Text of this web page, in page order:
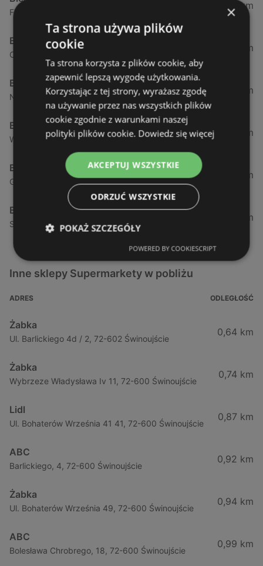
Fińska 4, 72-602 Świnoujście
0,23 km
Biedronka
Chrobrego 9, 72-600 Świnoujście
0,84 km
Biedronka
Nowokarsiborska 2, 72-600 Świnoujście
1,87 km
Biedronka
Wojska Polskiego 16a, 72-600 Świnoujście
2,77 km
Biedronka
Gryfa Pomorskiego, 72-500 Międzyzdroje
12,39 km
Biedronka
Sienkiewicza 32, 72-510 Wolin
24,01 km
Inne sklepy Supermarkety w pobliżu
ADRES ODLEGŁOŚĆ
Żabka
Ul. Barlickiego 4d / 2, 72-602 Świnoujście
0,64 km
Żabka
Wybrzeze Władysława Iv 11, 72-600 Świnoujście
0,74 km
Lidl
Ul. Bohaterów Września 41 41, 72-600 Świnoujście
0,87 km
ABC
Barlickiego, 4, 72-600 Świnoujście
0,92 km
Żabka
Ul. Bohaterów Września 49, 72-600 Świnoujście
0,94 km
ABC
Bolesława Chrobrego, 18, 72-600 Świnoujście
0,99 km
×
Ta strona używa plików
cookie
Ta strona korzysta z plików cookie, aby
zapewnić lepszą wygodę użytkowania.
Korzystając z tej strony, wyrażasz zgodę
na używanie przez nas wszystkich plików
cookie zgodnie z warunkami naszej
polityki plików cookie. Dowiedz się więcej
AKCEPTUJ WSZYSTKIE
ODRZUĆ WSZYSTKIE
POKAŻ SZCZEGÓŁY
POWERED BY COOKIESCRIPT